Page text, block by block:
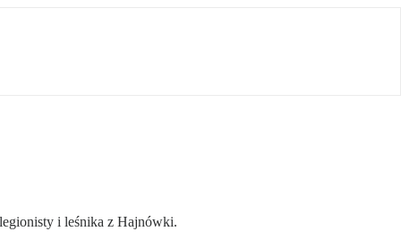
i leśnika z Hajnówki.